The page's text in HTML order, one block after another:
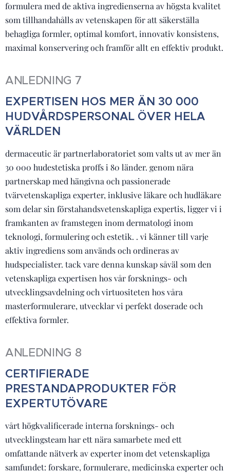
formulera med de aktiva ingredienserna av högsta kvalitet
som tillhandahålls av vetenskapen för att säkerställa
behagliga formler, optimal komfort, innovativ konsistens,
maximal konservering och framför allt en effektiv produkt.
ANLEDNING 7
EXPERTISEN HOS MER ÄN 30 000
HUDVÅRDSPERSONAL ÖVER HELA
VÄRLDEN
dermaceutic är partnerlaboratoriet som valts ut av mer än
30 000 hudestetiska proffs i 80 länder. genom nära
partnerskap med hängivna och passionerade
tvärvetenskapliga experter, inklusive läkare och hudläkare
som delar sin förstahandsvetenskapliga expertis, ligger vi i
framkanten av framstegen inom dermatologi inom
teknologi, formulering och estetik. . vi känner till varje
aktiv ingrediens som används och ordineras av
hudspecialister. tack vare denna kunskap såväl som den
vetenskapliga expertisen hos vår forsknings- och
utvecklingsavdelning och virtuositeten hos våra
masterformulerare, utvecklar vi perfekt doserade och
effektiva formler.
ANLEDNING 8
CERTIFIERADE
PRESTANDAPRODUKTER FÖR
EXPERTUTÖVARE
vårt högkvalificerade interna forsknings- och
utvecklingsteam har ett nära samarbete med ett
omfattande nätverk av experter inom det vetenskapliga
samfundet: forskare, formulerare, medicinska experter och